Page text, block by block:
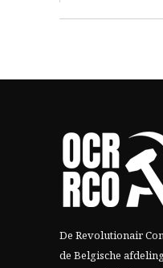
De Revolutionair
de Belgische